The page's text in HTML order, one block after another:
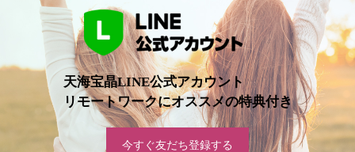
天海宝晶LINE公式アカウント
リモートワークにオススメの特典付き
今すぐ友だち登録する